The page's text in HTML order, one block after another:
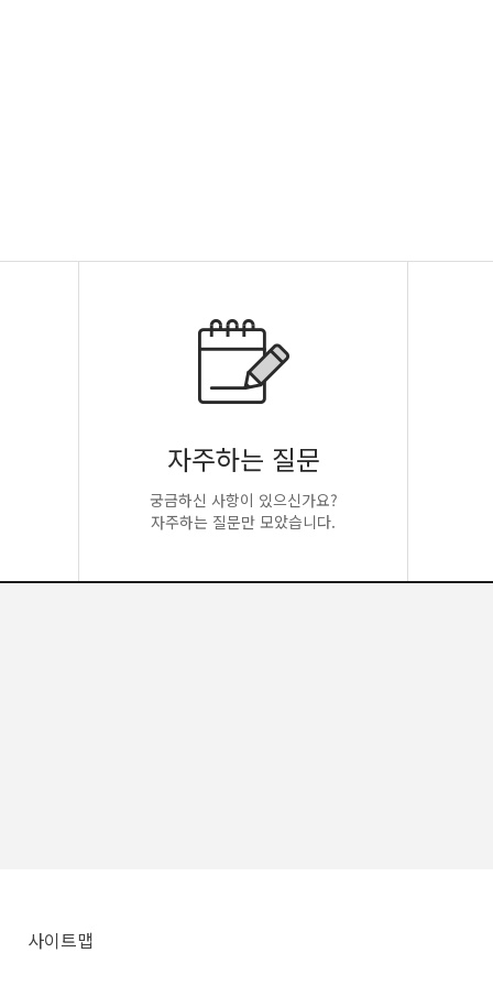
자주하는 질문
궁금하신 사항이 있으신가요?
자주하는 질문만 모았습니다.
사이트맵